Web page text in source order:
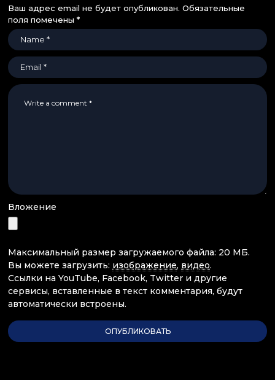
Ваш адрес email не будет опубликован. Обязательные
поля помечены *
Вложение
Максимальный размер загружаемого файла: 20 МБ.
Вы можете загрузить: изображение, видео.
Ссылки на YouTube, Facebook, Twitter и другие
сервисы, вставленные в текст комментария, будут
автоматически встроены.